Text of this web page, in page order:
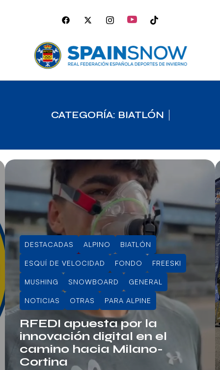
CATEGORÍA: BIATLÓN
DESTACADAS ALPINO BIATLÓN
ESQUÍ DE VELOCIDAD FONDO FREESKI
MUSHING SNOWBOARD GENERAL
NOTICIAS OTRAS PARA ALPINE
RFEDI apuesta por la
innovación digital en el
camino hacia Milano-
Cortina